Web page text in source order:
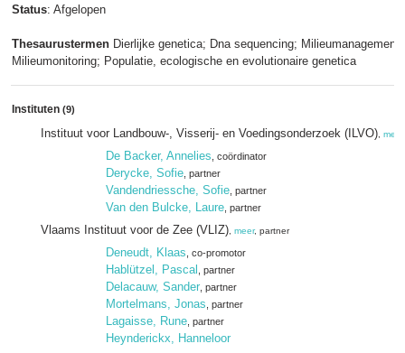
Status: Afgelopen
Thesaurustermen Dierlijke genetica; Dna sequencing; Milieumanagement;
Milieumonitoring; Populatie, ecologische en evolutionaire genetica
Instituten (9)
Instituut voor Landbouw-, Visserij- en Voedingsonderzoek (ILVO) meer
De Backer, Annelies , coördinator
Derycke, Sofie , partner
Vandendriessche, Sofie , partner
Van den Bulcke, Laure , partner
Vlaams Instituut voor de Zee (VLIZ) meer, partner
Deneudt, Klaas , co-promotor
Hablützel, Pascal , partner
Delacauw, Sander , partner
Mortelmans, Jonas , partner
Lagaisse, Rune , partner
Heynderickx, Hanneloor